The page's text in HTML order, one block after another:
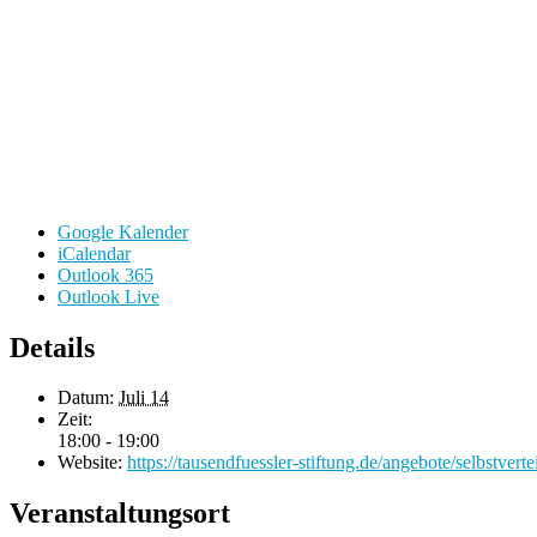
Google Kalender
iCalendar
Outlook 365
Outlook Live
Details
Datum: Juli 14
Zeit:
18:00 - 19:00
Website: https://tausendfuessler-stiftung.de/angebote/
Veranstaltungsort